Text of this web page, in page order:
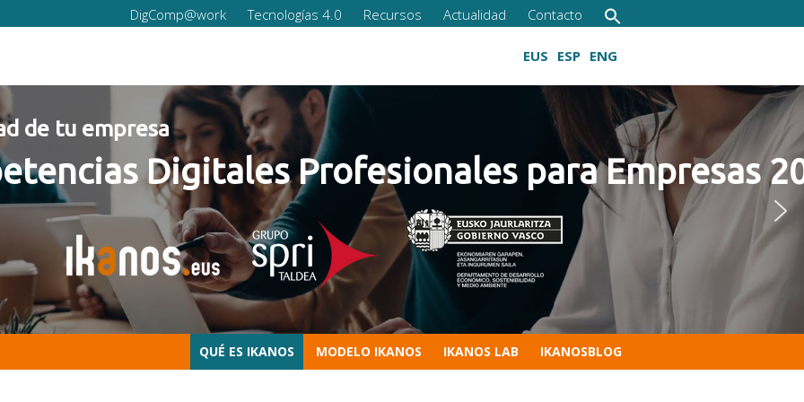
DigComp@work Tecnologías 4.0 Recursos Actualidad Contacto
EUS ESP ENG
Digitales Profesionales para Empresas 2022
Cultivando las competencias digitales
QUÉ ES IKANOS MODELO IKANOS IKANOS LAB IKANOSBLOG